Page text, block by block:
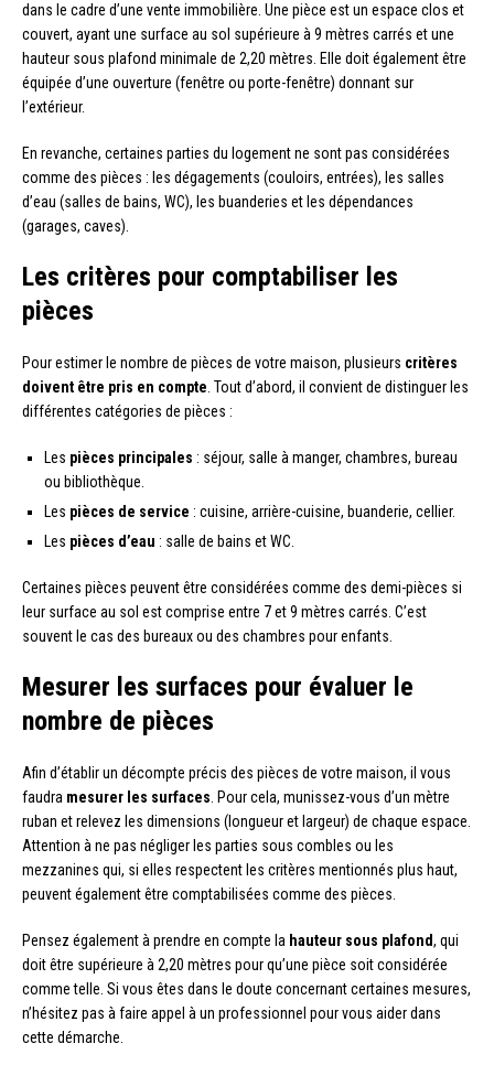
dans le cadre d’une vente immobilière. Une pièce est un espace clos et
couvert, ayant une surface au sol supérieure à 9 mètres carrés et une
hauteur sous plafond minimale de 2,20 mètres. Elle doit également être
équipée d’une ouverture (fenêtre ou porte-fenêtre) donnant sur
l’extérieur.
En revanche, certaines parties du logement ne sont pas considérées
comme des pièces : les dégagements (couloirs, entrées), les salles
d’eau (salles de bains, WC), les buanderies et les dépendances
(garages, caves).
Les critères pour comptabiliser les
pièces
Pour estimer le nombre de pièces de votre maison, plusieurs critères
doivent être pris en compte. Tout d’abord, il convient de distinguer les
différentes catégories de pièces :
Les pièces principales : séjour, salle à manger, chambres, bureau
ou bibliothèque.
Les pièces de service : cuisine, arrière-cuisine, buanderie, cellier.
Les pièces d’eau : salle de bains et WC.
Certaines pièces peuvent être considérées comme des demi-pièces si
leur surface au sol est comprise entre 7 et 9 mètres carrés. C’est
souvent le cas des bureaux ou des chambres pour enfants.
Mesurer les surfaces pour évaluer le
nombre de pièces
Afin d’établir un décompte précis des pièces de votre maison, il vous
faudra mesurer les surfaces. Pour cela, munissez-vous d’un mètre
ruban et relevez les dimensions (longueur et largeur) de chaque espace.
Attention à ne pas négliger les parties sous combles ou les
mezzanines qui, si elles respectent les critères mentionnés plus haut,
peuvent également être comptabilisées comme des pièces.
Pensez également à prendre en compte la hauteur sous plafond, qui
doit être supérieure à 2,20 mètres pour qu’une pièce soit considérée
comme telle. Si vous êtes dans le doute concernant certaines mesures,
n’hésitez pas à faire appel à un professionnel pour vous aider dans
cette démarche.